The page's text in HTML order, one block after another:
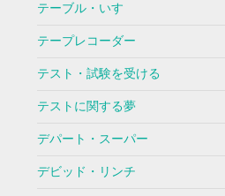
テーブル・いす
テープレコーダー
テスト・試験を受ける
テストに関する夢
デパート・スーパー
デビッド・リンチ